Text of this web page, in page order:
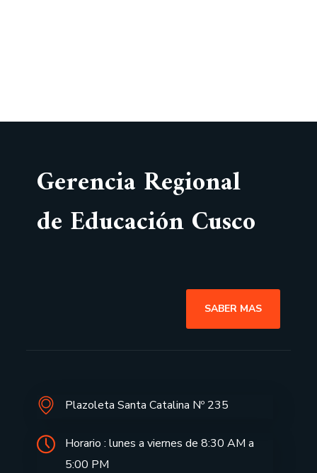
Gerencia Regional
de Educación Cusco
SABER MAS
Plazoleta Santa Catalina Nº 235
Horario : lunes a viernes de 8:30 AM a
5:00 PM